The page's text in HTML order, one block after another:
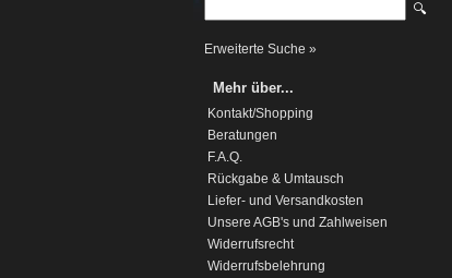
🔍
Erweiterte Suche »
Mehr über...
Kontakt/Shopping
Beratungen
F.A.Q.
Rückgabe & Umtausch
Liefer- und Versandkosten
Unsere AGB's und Zahlweisen
Widerrufsrecht
Widerrufsbelehrung